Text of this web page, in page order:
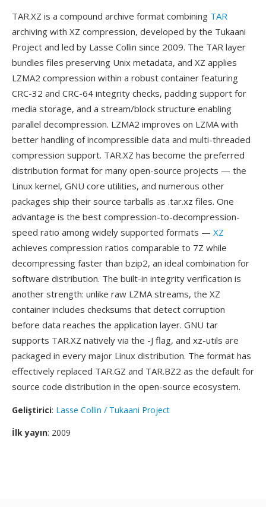
TAR.XZ is a compound archive format combining TAR
archiving with XZ compression, developed by the Tukaani
Project and led by Lasse Collin since 2009. The TAR layer
bundles files preserving Unix metadata, and XZ applies
LZMA2 compression within a robust container featuring
CRC-32 and CRC-64 integrity checks, padding support for
media storage, and a stream/block structure enabling
parallel decompression. LZMA2 improves on LZMA with
better handling of incompressible data and multi-threaded
compression support. TAR.XZ has become the preferred
distribution format for many open-source projects — the
Linux kernel, GNU core utilities, and numerous other
packages ship their source tarballs as .tar.xz files. One
advantage is the best compression-to-decompression-
speed ratio among widely supported formats — XZ
achieves compression ratios comparable to 7Z while
decompressing faster than bzip2, an ideal combination for
software distribution. The built-in integrity verification is
another strength: unlike raw LZMA streams, the XZ
container includes checksums that detect corruption
before data reaches the application layer. GNU tar
supports TAR.XZ natively via the -J flag, and xz-utils are
packaged in every major Linux distribution. The format has
effectively replaced TAR.GZ and TAR.BZ2 as the default for
source code distribution in the open-source ecosystem.
Geliştirici: Lasse Collin / Tukaani Project
İlk yayın: 2009